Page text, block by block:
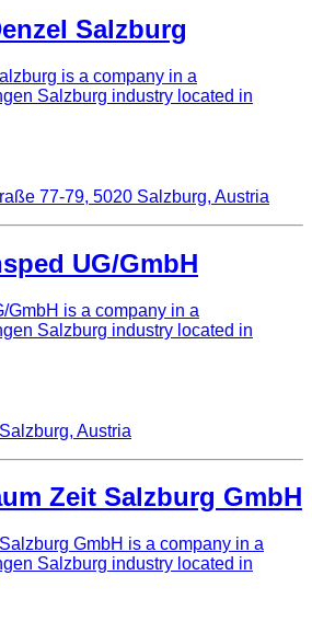
Salzburg
is a company in a
Salzburg industry located in
77-79, 5020 Salzburg, Austria
UG/GmbH
GmbH is a company in a
Salzburg industry located in
Austria
Zeit Salzburg GmbH
GmbH is a company in a
Salzburg industry located in